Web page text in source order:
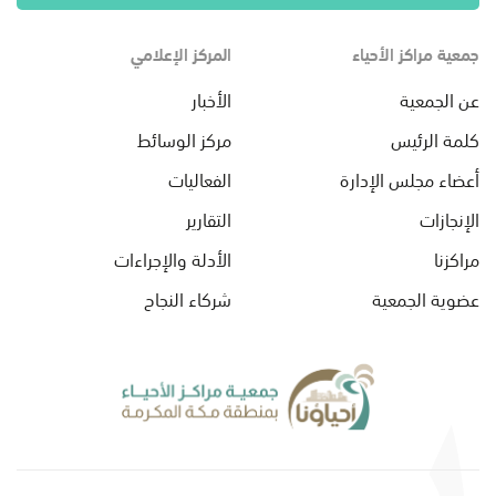
جمعية مراكز الأحياء
عن الجمعية
كلمة الرئيس
أعضاء مجلس الإدارة
الإنجازات
مراكزنا
عضوية الجمعية
المركز الإعلامي
الأخبار
مركز الوسائط
الفعاليات
التقارير
الأدلة والإجراءات
شركاء النجاح